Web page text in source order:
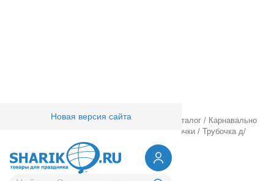
Новая версия сайта
Товары для праздника/ Оптовый каталог / Карнавально
Трубочки / Трубочка д/
коктейля Зонтик 12шт/G